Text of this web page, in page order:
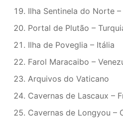
Ilha Sentinela do Norte –
Portal de Plutão –
Ilha de Poveglia – Itália
Farol Maracaibo –
Arquivos do Vaticano
Cavernas de Lascaux –
Cavernas de Longyou –